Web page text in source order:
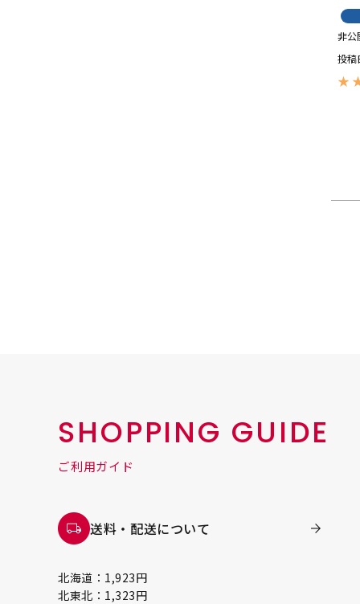
非公
投稿
SHOPPING GUIDE
ご利用ガイド
送料・配送について
北海道：1,923円
北東北：1,323円